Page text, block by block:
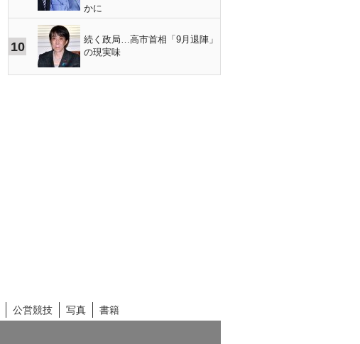
かに
10
続く政局…高市首相「9月退陣」
の現実味
公営競技 写真
書籍